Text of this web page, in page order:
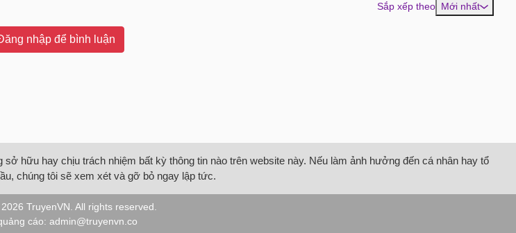
Sắp xếp theo Mới nhất
nhập để bình luận
hữu hay chịu trách nhiệm bất kỳ thông tin nào trên website này. Nếu làm ảnh hưởng đến cá nhân hay tổ
chúng tôi sẽ xem xét và gỡ bỏ ngay lập tức.
TruyenVN . All rights reserved.
cáo: admin@truyenvn.co